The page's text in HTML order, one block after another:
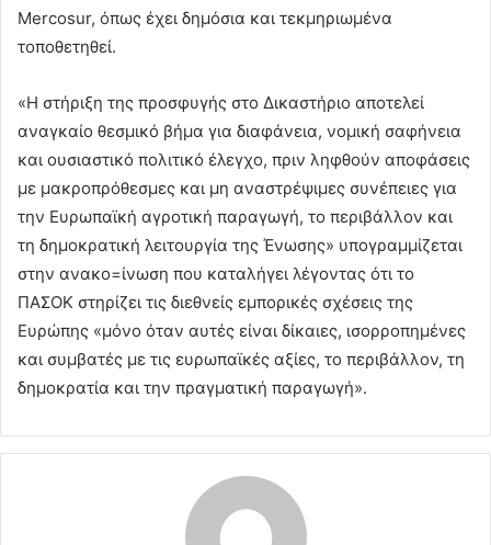
Mercosur, όπως έχει δημόσια και τεκμηριωμένα
τοποθετηθεί.
«Η στήριξη της προσφυγής στο Δικαστήριο αποτελεί
αναγκαίο θεσμικό βήμα για διαφάνεια, νομική σαφήνεια
και ουσιαστικό πολιτικό έλεγχο, πριν ληφθούν αποφάσεις
με μακροπρόθεσμες και μη αναστρέψιμες συνέπειες για
την Eυρωπαϊκή αγροτική παραγωγή, το περιβάλλον και
τη δημοκρατική λειτουργία της Ένωσης» υπογραμμίζεται
στην ανακο=ίνωση που καταλήγει λέγοντας ότι το
ΠΑΣΟΚ στηρίζει τις διεθνείς εμπορικές σχέσεις της
Ευρώπης «μόνο όταν αυτές είναι δίκαιες, ισορροπημένες
και συμβατές με τις ευρωπαϊκές αξίες, το περιβάλλον, τη
δημοκρατία και την πραγματική παραγωγή».